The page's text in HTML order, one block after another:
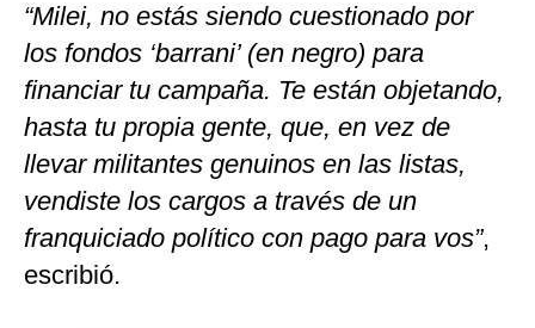
“Milei, no estás siendo cuestionado por
los fondos ‘barrani’ (en negro) para
financiar tu campaña. Te están objetando,
hasta tu propia gente, que, en vez de
llevar militantes genuinos en las listas,
vendiste los cargos a través de un
franquiciado político con pago para vos”,
escribió.